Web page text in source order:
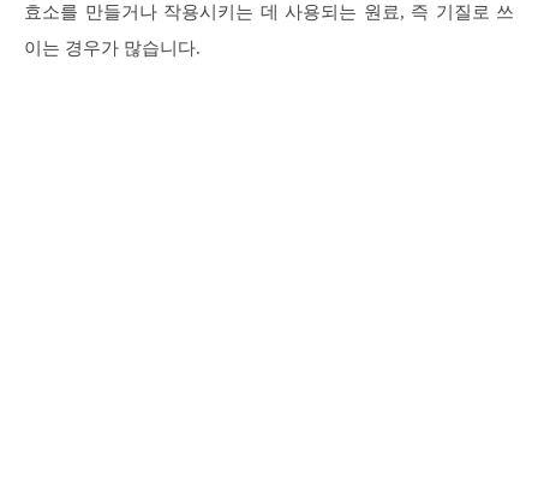
효소를 만들거나 작용시키는 데 사용되는 원료, 즉 기질로 쓰
이는 경우가 많습니다.